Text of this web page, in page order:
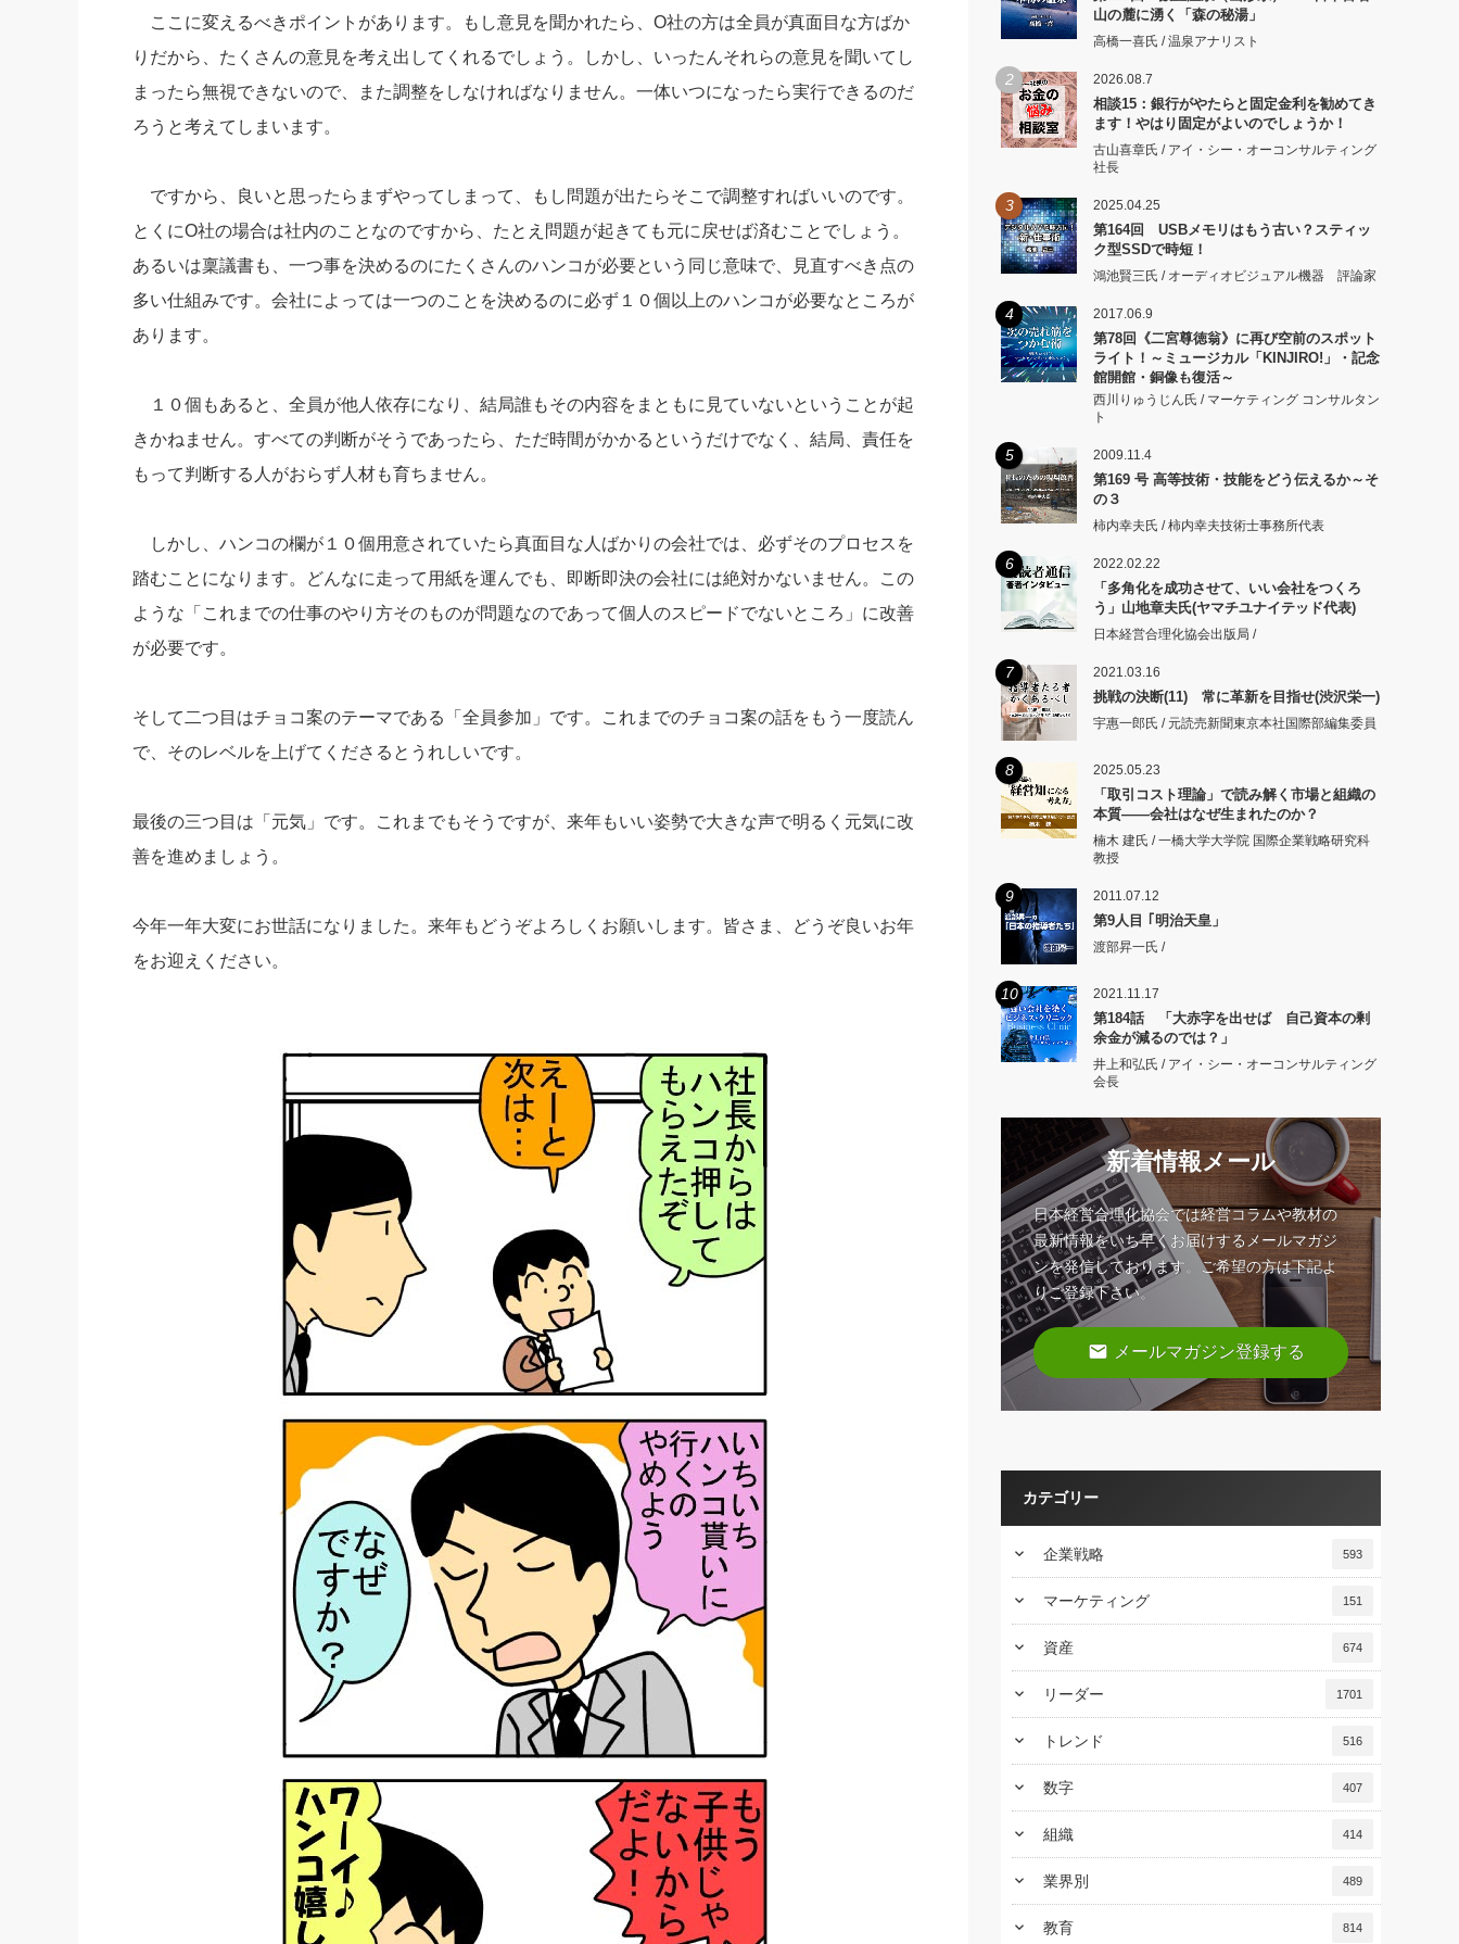
ここに変えるべきポイントがあります。もし意見を聞かれたら、O社の方は全員が真面目な方ばか
りだから、たくさんの意見を考え出してくれるでしょう。しかし、いったんそれらの意見を聞いてし
まったら無視できないので、また調整をしなければなりません。一体いつになったら実行できるのだ
ろうと考えてしまいます。
ですから、良いと思ったらまずやってしまって、もし問題が出たらそこで調整すればいいのです。
とくにO社の場合は社内のことなのですから、たとえ問題が起きても元に戻せば済むことでしょう。
あるいは稟議書も、一つ事を決めるのにたくさんのハンコが必要という同じ意味で、見直すべき点の
多い仕組みです。会社によっては一つのことを決めるのに必ず１０個以上のハンコが必要なところが
あります。
１０個もあると、全員が他人依存になり、結局誰もその内容をまともに見ていないということが起
きかねません。すべての判断がそうであったら、ただ時間がかかるというだけでなく、結局、責任を
もって判断する人がおらず人材も育ちません。
しかし、ハンコの欄が１０個用意されていたら真面目な人ばかりの会社では、必ずそのプロセスを
踏むことになります。どんなに走って用紙を運んでも、即断即決の会社には絶対かないません。この
ような「これまでの仕事のやり方そのものが問題なのであって個人のスピードでないところ」に改善
が必要です。
そして二つ目はチョコ案のテーマである「全員参加」です。これまでのチョコ案の話をもう一度読ん
で、そのレベルを上げてくださるとうれしいです。
最後の三つ目は「元気」です。これまでもそうですが、来年もいい姿勢で大きな声で明るく元気に改
善を進めましょう。
今年一年大変にお世話になりました。来年もどうぞよろしくお願いします。皆さま、どうぞ良いお年
をお迎えください。
山の麓に湧く「森の秘湯」
高橋一喜氏 / 温泉アナリスト
2 2026.08.7
相談15：銀行がやたらと固定金利を勧めてき
ます！やはり固定がよいのでしょうか！
古山喜章氏 / アイ・シー・オーコンサルティング
社長
3 2025.04.25
第164回 USBメモリはもう古い？スティッ
ク型SSDで時短！
鴻池賢三氏 / オーディオビジュアル機器 評論家
4 2017.06.9
第78回《二宮尊徳翁》に再び空前のスポット
ライト！～ミュージカル「KINJIRO!」・記念
館開館・銅像も復活～
西川りゅうじん氏 / マーケティング コンサルタン
ト
5 2009.11.4
第169 号 高等技術・技能をどう伝えるか～そ
の３
柿内幸夫氏 / 柿内幸夫技術士事務所代表
6 2022.02.22
「多角化を成功させて、いい会社をつくろ
う」山地章夫氏(ヤマチユナイテッド代表)
日本経営合理化協会出版局 /
7 2021.03.16
挑戦の決断(11) 常に革新を目指せ(渋沢栄一)
宇惠一郎氏 / 元読売新聞東京本社国際部編集委員
8 2025.05.23
「取引コスト理論」で読み解く市場と組織の
本質――会社はなぜ生まれたのか？
楠木 建氏 / 一橋大学大学院 国際企業戦略研究科
教授
9 2011.07.12
第9人目 ｢明治天皇」
渡部昇一氏 /
10 2021.11.17
第184話 「大赤字を出せば 自己資本の剰
余金が減るのでは？」
井上和弘氏 / アイ・シー・オーコンサルティング
会長
新着情報メール
日本経営合理化協会では経営コラムや教材の
最新情報をいち早くお届けするメールマガジ
ンを発信しております。ご希望の方は下記よ
りご登録下さい。
email メールマガジン登録する
カテゴリー
keyboard_arrow_down 企業戦略 593
keyboard_arrow_down マーケティング 151
keyboard_arrow_down 資産 674
keyboard_arrow_down リーダー 1701
keyboard_arrow_down トレンド 516
keyboard_arrow_down 数字 407
keyboard_arrow_down 組織 414
keyboard_arrow_down 業界別 489
keyboard_arrow_down 教育 814